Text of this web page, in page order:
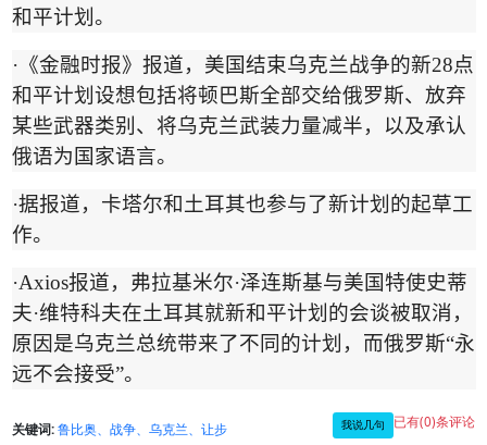
和平计划。
· 《金融时报》报道，美国结束乌克兰战争的新28点
和平计划设想包括将顿巴斯全部交给俄罗斯、放弃
某些武器类别、将乌克兰武装力量减半，以及承认
俄语为国家语言。
·据报道，卡塔尔和土耳其也参与了新计划的起草工
作。
·Axios报道，弗拉基米尔·泽连斯基与美国特使史蒂
夫·维特科夫在土耳其就新和平计划的会谈被取消，
原因是乌克兰总统带来了不同的计划，而俄罗斯“永
远不会接受”。
关键词: 鲁比奥、战争、乌克兰、让步 我说几句 已有(0)条评论